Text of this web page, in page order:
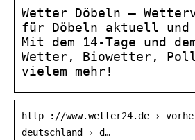
Wetter Döbeln –
für Döbeln aktuell
Mit dem 14-Tage und
Wetter, Biowetter,
vielem mehr!
http ://www.wetter24.de ›
deutschland › d…